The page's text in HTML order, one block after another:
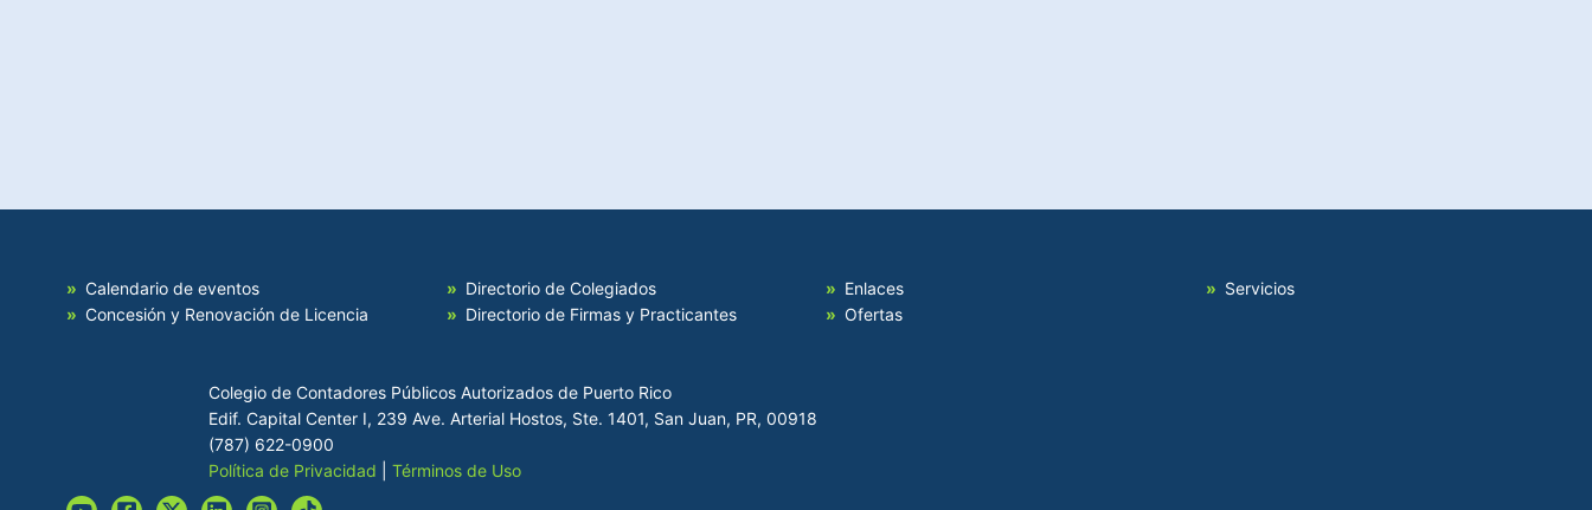
Calendario de eventos
Concesión y Renovación de Licencia
Directorio de Colegiados
Directorio de Firmas y Practicantes
Enlaces
Ofertas
Servicios
Colegio de Contadores Públicos Autorizados de Puerto Rico
Edif. Capital Center I, 239 Ave. Arterial Hostos, Ste. 1401, San Juan, PR, 00918
(787) 622-0900
Política de Privacidad
Términos de Uso